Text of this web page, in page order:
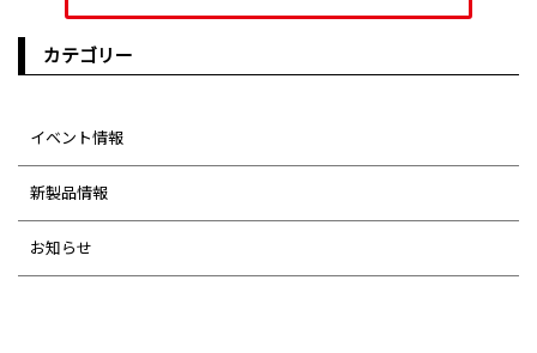
カテゴリー
イベント情報
新製品情報
お知らせ